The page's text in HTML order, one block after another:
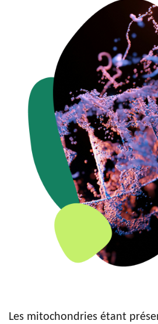
Les mitochondries étant